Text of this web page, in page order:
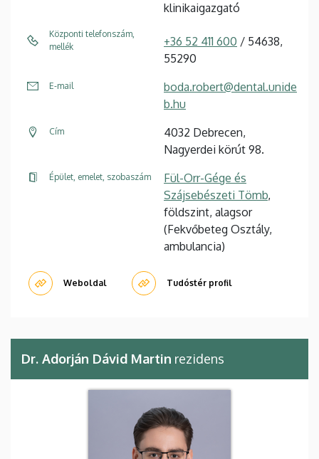
klinikaigazgató
Központi telefonszám,
mellék
+36 52 411 600 / 54638,
55290
E-mail
boda.robert@dental.unide
b.hu
Cím
4032 Debrecen,
Nagyerdei körút 98.
Épület, emelet, szobaszám
Fül-Orr-Gége és
Szájsebészeti Tömb,
földszint, alagsor
(Fekvőbeteg Osztály,
ambulancia)
Weboldal Tudóstér profil
Dr. Adorján Dávid Martin rezidens